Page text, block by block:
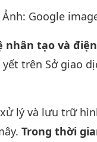
Google
nhân tạo và
trên Sở giao
lý và lưu trữ
Trong thời